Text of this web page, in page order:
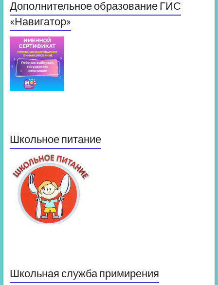
Дополнительное образование ГИС
«Навигатор»
Школьное питание
Школьная служба примирения